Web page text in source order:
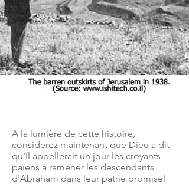
À la lumière de cette histoire,
considérez maintenant que Dieu a dit
qu'Il appellerait un jour les croyants
païens à ramener les descendants
d'Abraham dans leur patrie promise!